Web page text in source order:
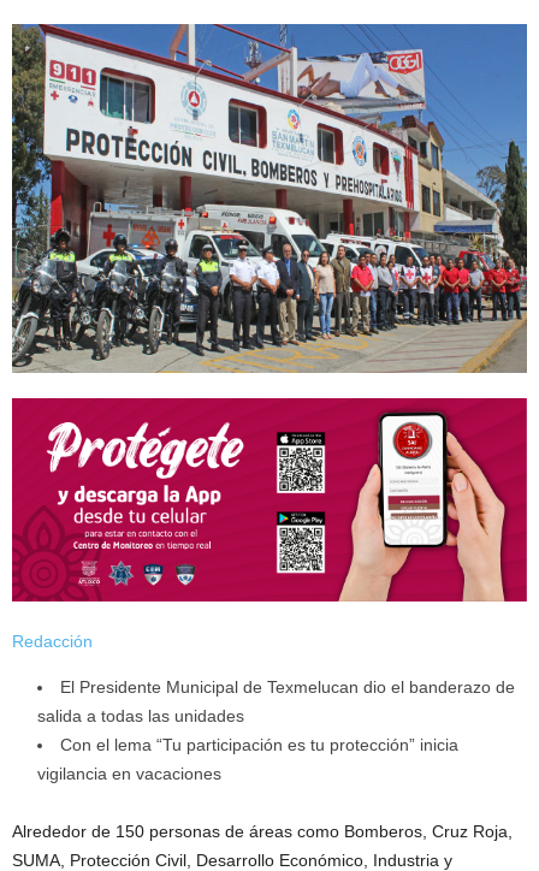
Redacción
El Presidente Municipal de Texmelucan dio el banderazo de
salida a todas las unidades
Con el lema “Tu participación es tu protección” inicia
vigilancia en vacaciones
Alrededor de 150 personas de áreas como Bomberos, Cruz Roja,
SUMA, Protección Civil, Desarrollo Económico, Industria y